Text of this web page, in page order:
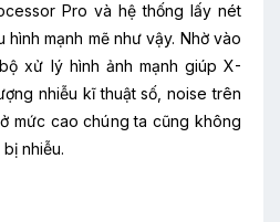
Pro và hệ thống lấy nét
hình mạnh mẽ như vậy. Nhờ vào
xử lý hình ảnh mạnh giúp X-
nhiễu kĩ thuật số, noise trên
mức cao chúng ta cũng không
nhiễu.